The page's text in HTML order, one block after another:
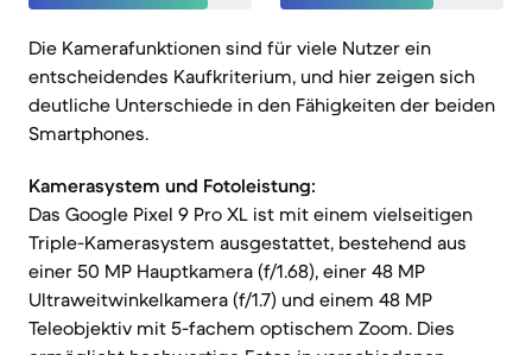
Die Kamerafunktionen sind für viele Nutzer ein
entscheidendes Kaufkriterium, und hier zeigen sich
deutliche Unterschiede in den Fähigkeiten der beiden
Smartphones.
Kamerasystem und Fotoleistung:
Das Google Pixel 9 Pro XL ist mit einem vielseitigen
Triple-Kamerasystem ausgestattet, bestehend aus
einer 50 MP Hauptkamera (f/1.68), einer 48 MP
Ultraweitwinkelkamera (f/1.7) und einem 48 MP
Teleobjektiv mit 5-fachem optischem Zoom. Dies